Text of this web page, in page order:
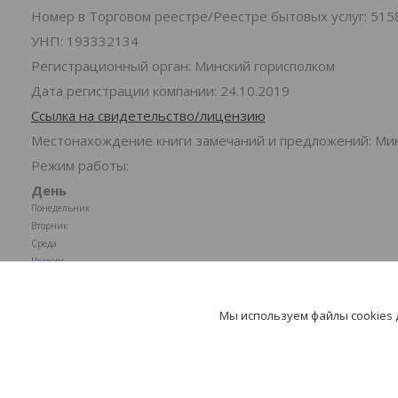
Номер в Торговом реестре/Реестре бытовых услуг:
УНП: 193332134
Регистрационный орган: Минский горисполком
Дата регистрации компании: 24.10.2019
Ссылка на свидетельство/лицензию
Местонахождение книги замечаний и предложений:
Режим работы:
День
Понедельник
Вторник
Среда
Четверг
Мы используем файлы cookies